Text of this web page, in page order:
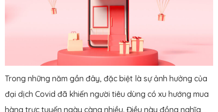
Trong những năm gần đây, đặc biệt là sự ảnh hưởng của
đại dịch Covid đã khiến người tiêu dùng có xu hướng mua
hàng trực tuyến ngày càng nhiều. Điều này đồng nghĩa